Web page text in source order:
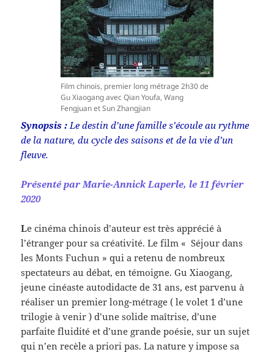
Film chinois, premier long métrage 2h30 de
Gu Xiaogang avec Qian Youfa, Wang
Fengjuan et Sun Zhangjian
Synopsis : Le destin d’une famille s’écoule au rythme
de la nature, du cycle des saisons et de la vie d’un
fleuve.
Présenté par Marie-Annick Laperle, le 11 février
2020
Le cinéma chinois d’auteur est très apprécié à
l’étranger pour sa créativité. Le film « Séjour dans
les Monts Fuchun » qui a retenu de nombreux
spectateurs au débat, en témoigne. Gu Xiaogang,
jeune cinéaste autodidacte de 31 ans, est parvenu à
réaliser un premier long-métrage ( le volet 1 d’une
trilogie à venir ) d’une solide maîtrise, d’une
parfaite fluidité et d’une grande poésie, sur un sujet
qui n’en recèle a priori pas. La nature y impose sa